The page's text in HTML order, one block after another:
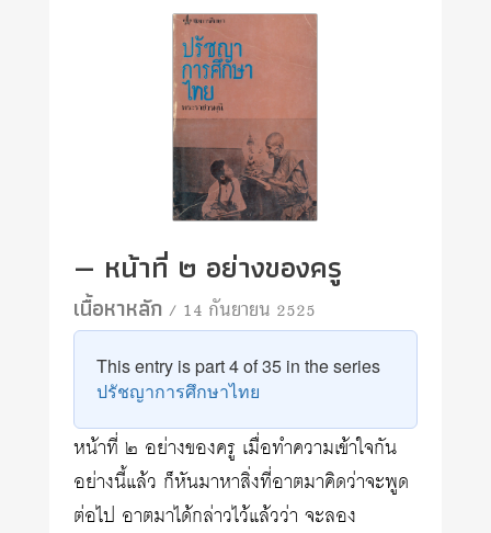
— หน้าที่ ๒ อย่างของครู
เนื้อหาหลัก/ 14 กันยายน 2525
This entry is part 4 of 35 in the series
ปรัชญาการศึกษาไทย
หน้าที่ ๒ อย่างของครู เมื่อทำความเข้าใจกัน
อย่างนี้แล้ว ก็หันมาหาสิ่งที่อาตมาคิดว่าจะพูด
ต่อไป อาตมาได้กล่าวไว้แล้วว่า จะลอง